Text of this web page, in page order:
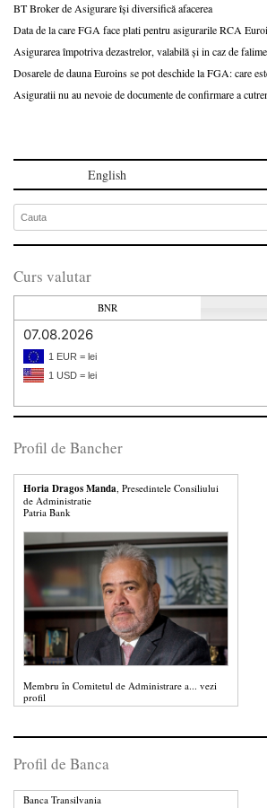
BT Broker de Asigurare își diversifică afacerea
Data de la care FGA face plati pentru asigurarile RCA
Asigurarea împotriva dezastrelor, valabilă și in caz de
Dosarele de dauna Euroins se pot deschide la FGA: care
Asiguratii nu au nevoie de documente de confirmare a
English
Curs valutar
BNR
07.08.2026
1 EUR = lei
1 USD = lei
Profil de Bancher
Horia Dragos Manda, Presedintele Consiliului
de Administratie
Patria Bank
Membru în Comitetul de Administrare a... vezi
profil
Profil de Banca
Banca Transilvania